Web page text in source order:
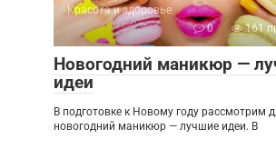
Красота и здоровье
0
161
Новогодний маникюр —
идеи
В подготовке к Новому году рассмотрим
новогодний маникюр — лучшие идеи. В